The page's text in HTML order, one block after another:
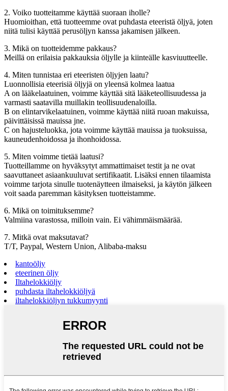
2. Voiko tuotteitamme käyttää suoraan iholle?
Huomioithan, että tuotteemme ovat puhdasta eteeristä öljyä, joten
niitä tulisi käyttää perusöljyn kanssa jakamisen jälkeen.
3. Mikä on tuotteidemme pakkaus?
Meillä on erilaisia ​​pakkauksia öljylle ja kiinteälle kasviuutteelle.
4. Miten tunnistaa eri eteeristen öljyjen laatu?
Luonnollisia eteerisiä öljyjä on yleensä kolmea laatua
A on lääkelaatuinen, voimme käyttää sitä lääketeollisuudessa ja
varmasti saatavilla muillakin teollisuudenaloilla.
B on elintarvikelaatuinen, voimme käyttää niitä ruoan makuissa,
päivittäisissä mauissa jne.
C on hajusteluokka, jota voimme käyttää mauissa ja tuoksuissa,
kauneudenhoidossa ja ihonhoidossa.
5. Miten voimme tietää laatusi?
Tuotteillamme on hyväksytyt ammattimaiset testit ja ne ovat
saavuttaneet asiaankuuluvat sertifikaatit. Lisäksi ennen tilaamista
voimme tarjota sinulle tuotenäytteen ilmaiseksi, ja käytön jälkeen
voit saada paremman käsityksen tuotteistamme.
6. Mikä on toimituksemme?
Valmiina varastossa, milloin vain. Ei vähimmäismäärää.
7. Mitkä ovat maksutavat?
T/T, Paypal, Western Union, Alibaba-maksu
kantoöljy
eteerinen öljy
Iltahelokkiöljy
puhdasta iltahelokkiöljyä
iltahelokkiöljyn tukkumyynti